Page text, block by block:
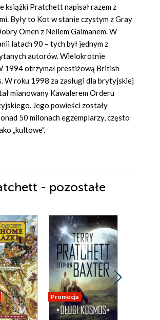
książki Pratchett napisał razem z
Były to Kot w stanie czystym z Gray
Omen z Neilem Gaimanem. W
latach 90 – tych był jednym z
autorów. Wielokrotnie
1994 otrzymał prestiżową British
W roku 1998 za zasługi dla brytyjskiej
mianowany Kawalerem Orderu
Jego powieści zostały
50 milonach egzemplarzy, często
„kultowe”.
- pozostałe
Promocja